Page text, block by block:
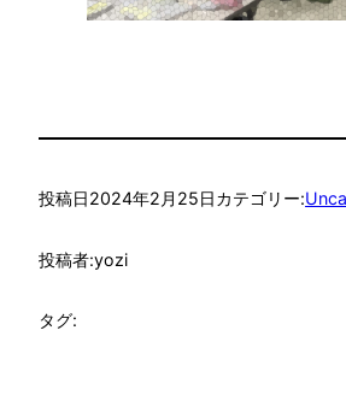
投稿日2024年2月25日カテゴリー:
投稿者:yozi
タグ: